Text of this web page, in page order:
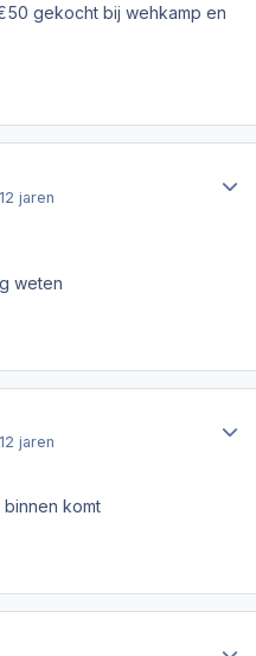
gekocht bij wehkamp en
12 jaren
weten
12 jaren
komt